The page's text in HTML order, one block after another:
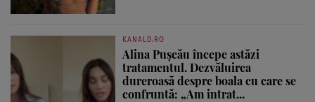
KANALD.RO
Alina Pușcău începe astăzi
tratamentul. Dezvăluirea
dureroasă despre boala cu care se
confruntă: „Am intrat...